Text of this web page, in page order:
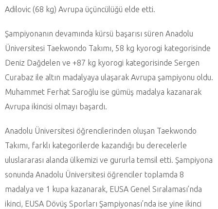
Adilovic (68 kg) Avrupa üçüncülüğü elde etti.
Şampiyonanın devamında kürsü başarısı süren Anadolu
Üniversitesi Taekwondo Takımı, 58 kg kyorogi kategorisinde
Deniz Dağdelen ve +87 kg kyorogi kategorisinde Sergen
Curabaz ile altın madalyaya ulaşarak Avrupa şampiyonu oldu.
Muhammet Ferhat Saroğlu ise gümüş madalya kazanarak
Avrupa ikincisi olmayı başardı.
Anadolu Üniversitesi öğrencilerinden oluşan Taekwondo
Takımı, farklı kategorilerde kazandığı bu derecelerle
uluslararası alanda ülkemizi ve gururla temsil etti. Şampiyona
sonunda Anadolu Üniversitesi öğrenciler toplamda 8
madalya ve 1 kupa kazanarak, EUSA Genel Sıralaması’nda
ikinci, EUSA Dövüş Sporları Şampiyonası’nda ise yine ikinci